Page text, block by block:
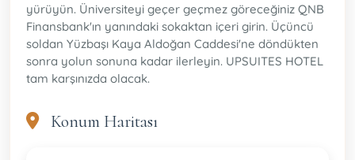
yürüyün. Üniversiteyi geçer geçmez göreceğiniz QNB
Finansbank'ın yanındaki sokaktan içeri girin. Üçüncü
soldan Yüzbaşı Kaya Aldoğan Caddesi'ne döndükten
sonra yolun sonuna kadar ilerleyin. UPSUITES HOTEL
tam karşınızda olacak.
Konum Haritası